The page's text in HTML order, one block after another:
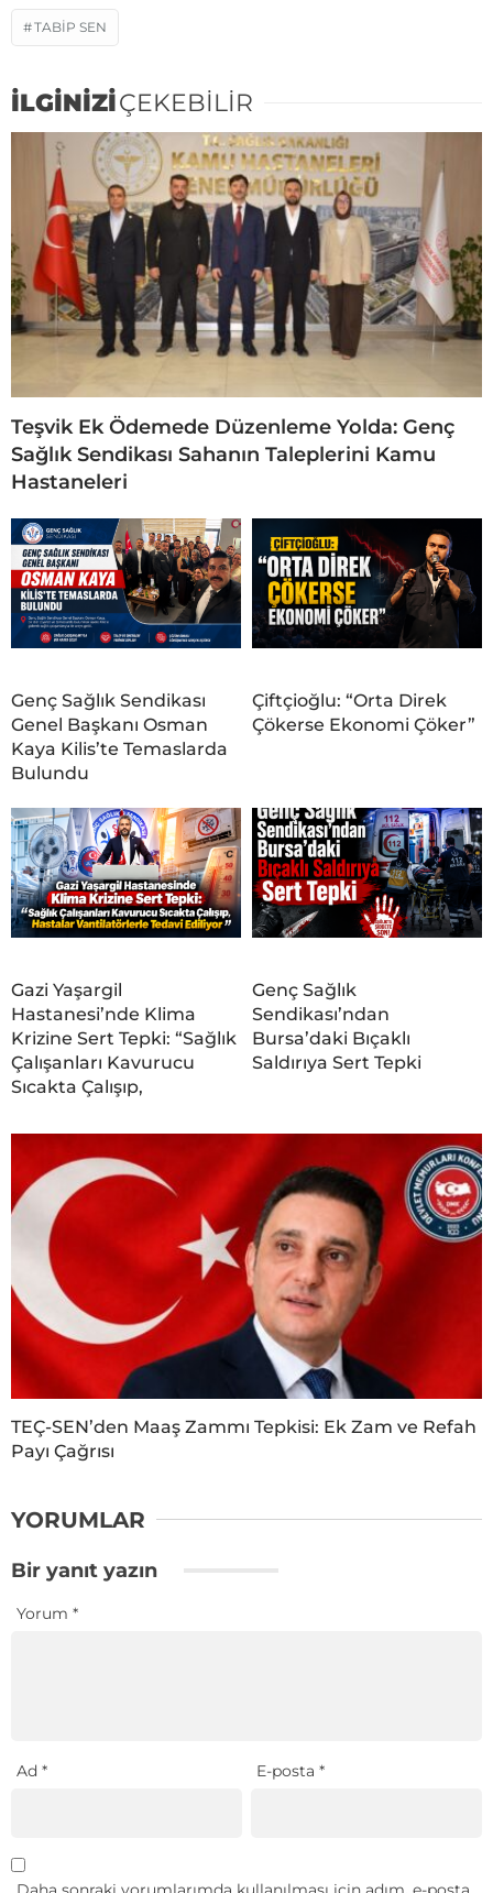
TABIP SEN
İLGİNİZİÇEKEBİLİR
Teşvik Ek Ödemede Düzenleme Yolda: Genç
Sağlık Sendikası Sahanın Taleplerini Kamu
Hastaneleri
Genç Sağlık Sendikası
Genel Başkanı Osman
Kaya Kilis’te Temaslarda
Bulundu
Çiftçioğlu: “Orta Direk
Çökerse Ekonomi Çöker”
Gazi Yaşargil
Hastanesi’nde Klima
Krizine Sert Tepki: “Sağlık
Çalışanları Kavurucu
Sıcakta Çalışıp,
Genç Sağlık
Sendikası’ndan
Bursa’daki Bıçaklı
Saldırıya Sert Tepki
TEÇ-SEN’den Maaş Zammı Tepkisi: Ek Zam ve Refah
Payı Çağrısı
YORUMLAR
Bir yanıt yazın
Yorum *
Ad * E-posta*